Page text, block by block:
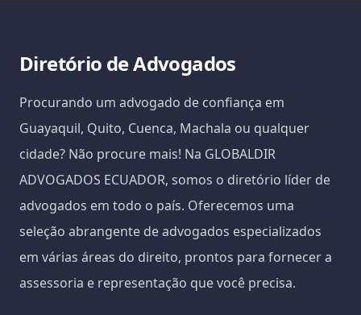
Diretório de Advogados
Procurando um advogado de confiança em
Guayaquil, Quito, Cuenca, Machala ou qualquer
cidade? Não procure mais! Na GLOBALDIR
ADVOGADOS ECUADOR, somos o diretório líder de
advogados em todo o país. Oferecemos uma
seleção abrangente de advogados especializados
em várias áreas do direito, prontos para fornecer a
assessoria e representação que você precisa.